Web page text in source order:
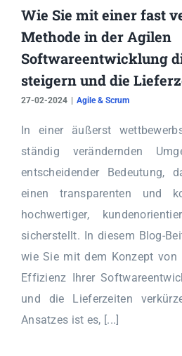
Wie Sie mit einer fast
Methode in der Agilen
Softwareentwicklung
steigern und die
27-02-2024 | Agile & Scrum
In einer äußerst
ständig verändernden
entscheidender Bedeutung,
einen transparenten und
hochwertiger,
sicherstellt. In diesem Blog-
wie Sie mit dem Konzept von
Effizienz Ihrer
und die Lieferzeiten
Ansatzes ist es, [...]